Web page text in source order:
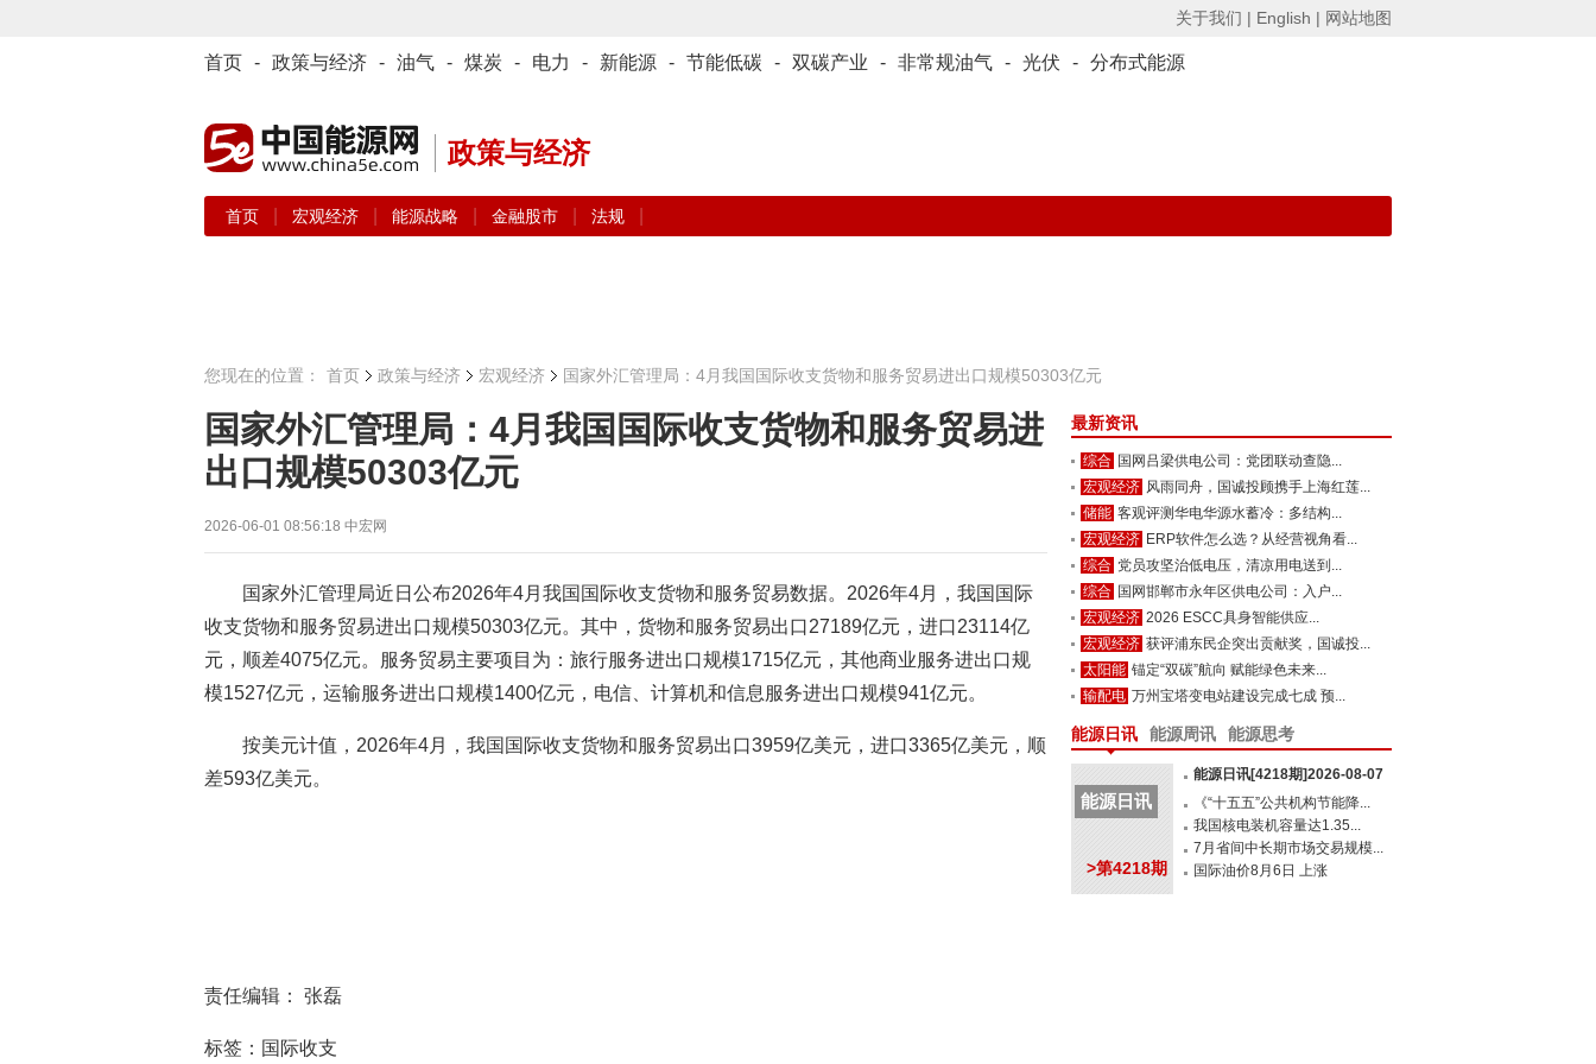
关于我们 | English | 网站地图
首页 - 政策与经济 - 油气 - 煤炭 - 电力 - 新能源 - 节能低碳 - 双碳产业 - 非常规油气 - 光伏 - 分布式能源
政策与经济
首页 宏观经济 能源战略 金融股市 法规
您现在的位置： 首页 政策与经济 宏观经济 国家外汇管理局：4月我国国际收支货物和服务贸易进出口规模50303亿元
国家外汇管理局：4月我国国际收支货物和服务贸易进
出口规模50303亿元
2026-06-01 08:56:18 中宏网
国家外汇管理局近日公布2026年4月我国国际收支货物和服务贸易数据。2026年4月，我国国际
收支货物和服务贸易进出口规模50303亿元。其中，货物和服务贸易出口27189亿元，进口23114亿
元，顺差4075亿元。服务贸易主要项目为：旅行服务进出口规模1715亿元，其他商业服务进出口规
模1527亿元，运输服务进出口规模1400亿元，电信、计算机和信息服务进出口规模941亿元。
按美元计值，2026年4月，我国国际收支货物和服务贸易出口3959亿美元，进口3365亿美元，顺
差593亿美元。
责任编辑： 张磊
标签：国际收支
最新资讯
综合 国网吕梁供电公司：党团联动查隐...
宏观经济 风雨同舟，国诚投顾携手上海红莲...
储能 客观评测华电华源水蓄冷：多结构...
宏观经济 ERP软件怎么选？从经营视角看...
综合 党员攻坚治低电压，清凉用电送到...
综合 国网邯郸市永年区供电公司：入户...
宏观经济 2026 ESCC具身智能供应...
宏观经济 获评浦东民企突出贡献奖，国诚投...
太阳能 锚定“双碳”航向 赋能绿色未来...
输配电 万州宝塔变电站建设完成七成 预...
能源日讯 能源周讯 能源思考
能源日讯
>第4218期
能源日讯[4218期]2026-08-07
《“十五五”公共机构节能降...
我国核电装机容量达1.35...
7月省间中长期市场交易规模...
国际油价8月6日 上涨